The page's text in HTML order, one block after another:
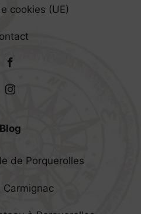
cookies (UE)
Blog
de Porquerolles
Carmignac